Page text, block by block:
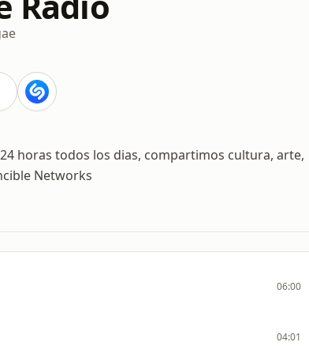
horas todos los dias, compartimos cultura, arte,
Networks
06:00
04:01